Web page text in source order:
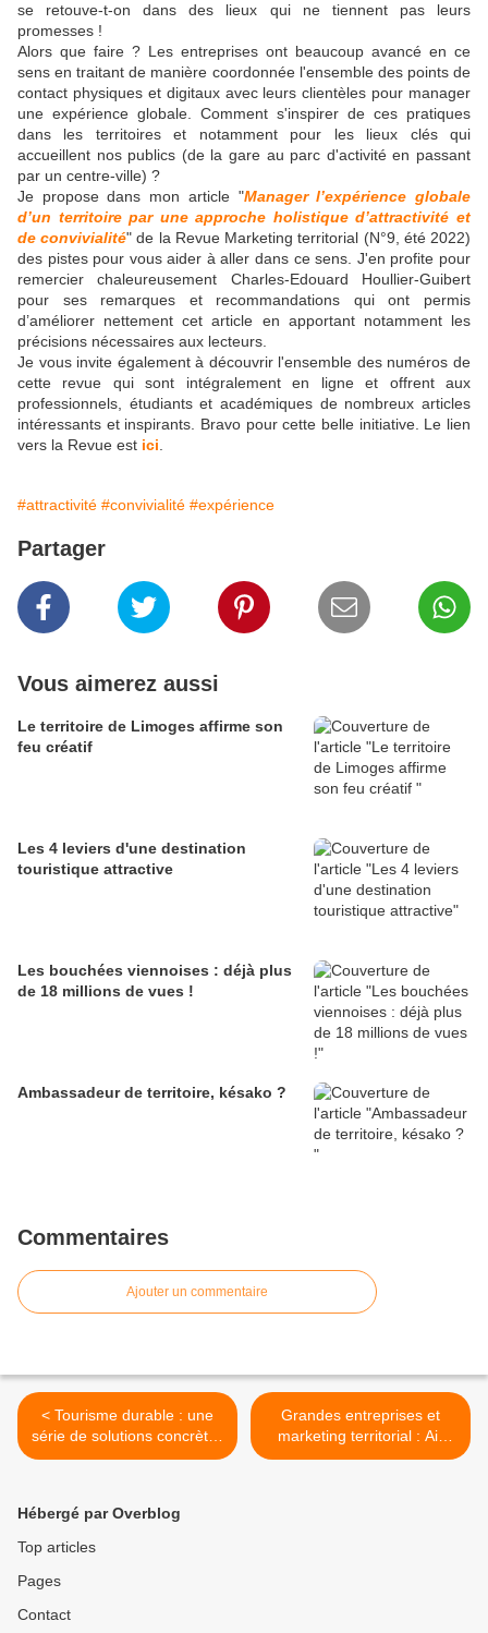
se retouve-t-on dans des lieux qui ne tiennent pas leurs
promesses !
Alors que faire ? Les entreprises ont beaucoup avancé en ce
sens en traitant de manière coordonnée l'ensemble des points de
contact physiques et digitaux avec leurs clientèles pour manager
une expérience globale. Comment s'inspirer de ces pratiques
dans les territoires et notamment pour les lieux clés qui
accueillent nos publics (de la gare au parc d'activité en passant
par un centre-ville) ?
Je propose dans mon article "Manager l’expérience globale
d’un territoire par une approche holistique d’attractivité et
de convivialité" de la Revue Marketing territorial (N°9, été 2022)
des pistes pour vous aider à aller dans ce sens. J'en profite pour
remercier chaleureusement Charles-Edouard Houllier-Guibert
pour ses remarques et recommandations qui ont permis
d’améliorer nettement cet article en apportant notamment les
précisions nécessaires aux lecteurs.
Je vous invite également à découvrir l'ensemble des numéros de
cette revue qui sont intégralement en ligne et offrent aux
professionnels, étudiants et académiques de nombreux articles
intéressants et inspirants. Bravo pour cette belle initiative. Le lien
vers la Revue est ici
#attractivité #convivialité #expérience
Partager
Vous aimerez aussi
Le territoire de Limoges affirme son
feu créatif
Les 4 leviers d'une destination
touristique attractive
Les bouchées viennoises : déjà plus
de 18 millions de vues !
Ambassadeur de territoire, késako ?
Commentaires
Ajouter un commentaire
< Tourisme durable : une
série de solutions concrètes
proposées par et pour les
Grandes entreprises et
marketing territorial : Air
France >
Hébergé par Overblog
Top articles
Pages
Contact